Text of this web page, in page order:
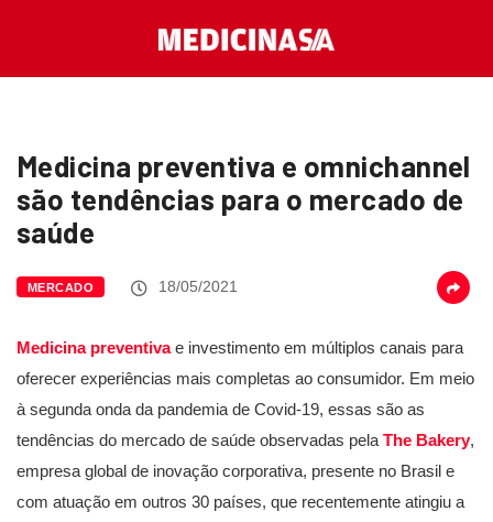
Medicina preventiva e omnichannel
são tendências para o mercado de
saúde
MERCADO 18/05/2021
Medicina preventiva e investimento em múltiplos canais para
oferecer experiências mais completas ao consumidor. Em meio
à segunda onda da pandemia de Covid-19, essas são as
tendências do mercado de saúde observadas pela The Bakery,
empresa global de inovação corporativa, presente no Brasil e
com atuação em outros 30 países, que recentemente atingiu a